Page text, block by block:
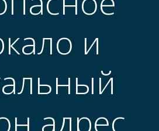
и
адрес